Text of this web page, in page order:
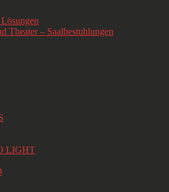
Theater – Saalbestuhlungen
LIGHT